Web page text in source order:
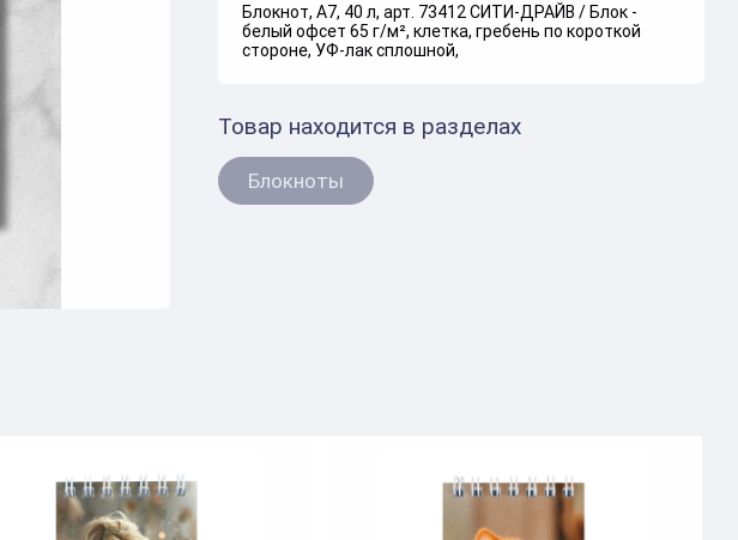
Блокнот, А7, 40 л, арт. 73412 СИТИ-ДРАЙВ / Блок -
белый офсет 65 г/м², клетка, гребень по короткой
стороне, УФ-лак сплошной,
Товар находится в разделах
Блокноты